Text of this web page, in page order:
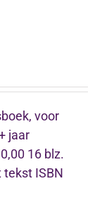
voor
jaar
16 blz.
ISBN